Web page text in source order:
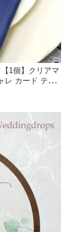
1個】クリアマ
レ カード テー